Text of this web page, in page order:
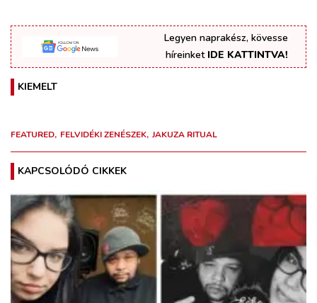
Legyen naprakész, kövesse
híreinket IDE KATTINTVA!
KIEMELT
FEATURED FELVIDÉKI ZENÉSZEK JAKUZA RITUAL
KAPCSOLÓDÓ CIKKEK